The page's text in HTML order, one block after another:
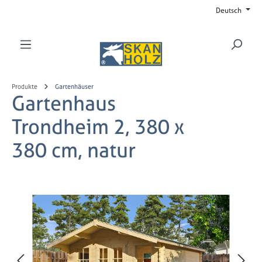
Produkte Gartenhäuser
Gartenhaus
Trondheim 2, 380 x
380 cm, natur
Bildergalerie überspringen
Deutsch